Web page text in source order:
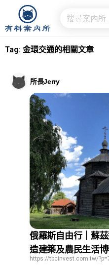
Tag: 金環交通的相關文章
所長Jerry
俄羅斯自由行｜蘇
造建築及農民生活
https://tbcinvest.com.tw/